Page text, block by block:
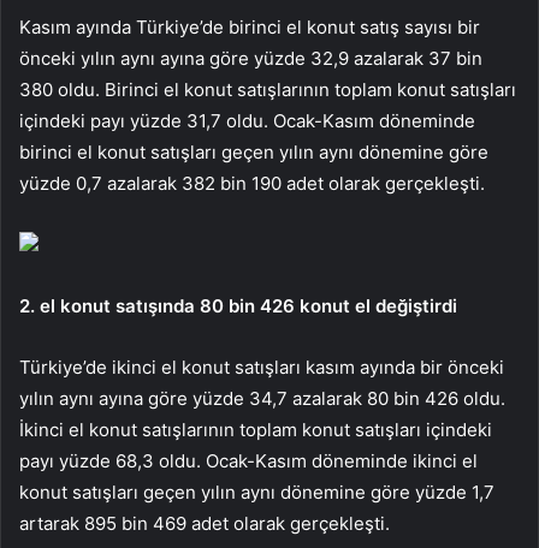
Kasım ayında Türkiye’de birinci el konut satış sayısı bir
önceki yılın aynı ayına göre yüzde 32,9 azalarak 37 bin
380 oldu. Birinci el konut satışlarının toplam konut satışları
içindeki payı yüzde 31,7 oldu. Ocak-Kasım döneminde
birinci el konut satışları geçen yılın aynı dönemine göre
yüzde 0,7 azalarak 382 bin 190 adet olarak gerçekleşti.
2. el konut satışında 80 bin 426 konut el değiştirdi
Türkiye’de ikinci el konut satışları kasım ayında bir önceki
yılın aynı ayına göre yüzde 34,7 azalarak 80 bin 426 oldu.
İkinci el konut satışlarının toplam konut satışları içindeki
payı yüzde 68,3 oldu. Ocak-Kasım döneminde ikinci el
konut satışları geçen yılın aynı dönemine göre yüzde 1,7
artarak 895 bin 469 adet olarak gerçekleşti.